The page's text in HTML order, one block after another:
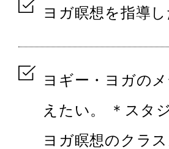
ヨガ瞑想を指導し
ヨギー・ヨガの
えたい。 ＊スタ
ヨガ瞑想のクラス